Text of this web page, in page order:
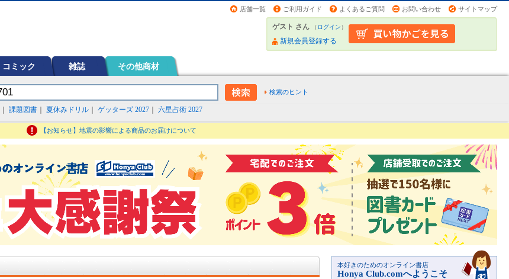
店舗一覧 ご利用ガイド よくあるご質問 お問い合わせ サイトマップ
ゲスト さん （ログイン）
新規会員登録する
コミック 雑誌 その他商材
検索のヒント
課題図書 夏休みドリル ゲッターズ 2027 六星占術 2027
【お知らせ】地震の影響による商品のお届けについて
本好きのためのオンライン書店
Honya Club.comへようこそ